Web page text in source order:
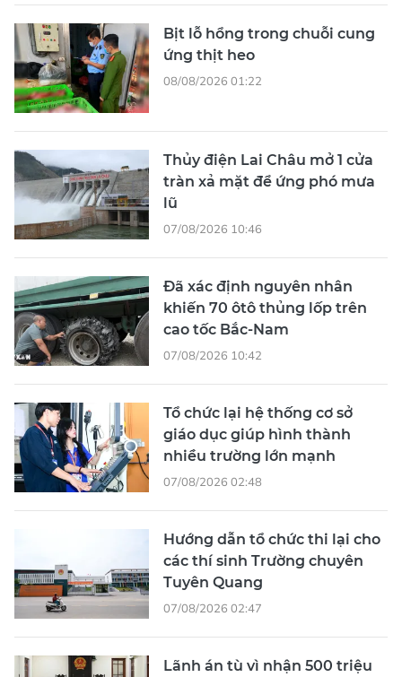
Bịt lỗ hổng trong chuỗi cung
ứng thịt heo
08/08/2026 01:22
Thủy điện Lai Châu mở 1 cửa
tràn xả mặt để ứng phó mưa
lũ
07/08/2026 10:46
Đã xác định nguyên nhân
khiến 70 ôtô thủng lốp trên
cao tốc Bắc-Nam
07/08/2026 10:42
Tổ chức lại hệ thống cơ sở
giáo dục giúp hình thành
nhiều trường lớn mạnh
07/08/2026 02:48
Hướng dẫn tổ chức thi lại cho
các thí sinh Trường chuyên
Tuyên Quang
07/08/2026 02:47
Lãnh án tù vì nhận 500 triệu